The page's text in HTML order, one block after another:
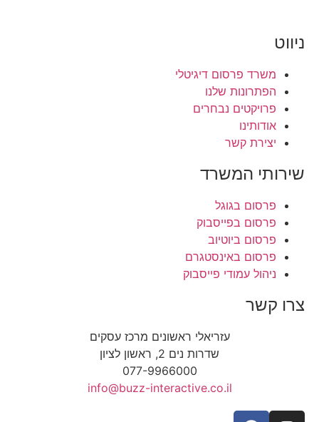
ניווט
משרד פרסום דיגיטלי
הפתרונות שלנו
פרויקטים נבחרים
אודותינו
יצירת קשר
שירותי המשרד
פרסום בגוגל
פרסום בפייסבוק
פרסום ביוטיוב
פרסום באינסטגרם
ניהול עמודי פייסבוק
צרו קשר
עזריאלי ראשונים מרכז עסקים
שדרות נים 2, ראשון לציון
077-9966000
info@buzz-interactive.co.il